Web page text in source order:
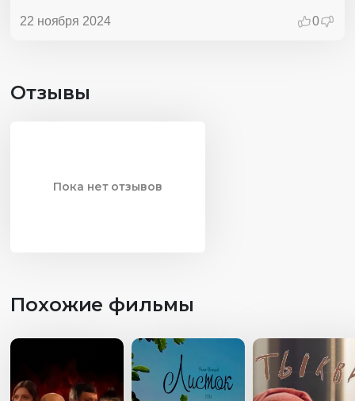
чуда усиливает посыл мультфильма, показывая, как
22 ноября 2024 0
Отзывы
Пока нет отзывов
Похожие фильмы